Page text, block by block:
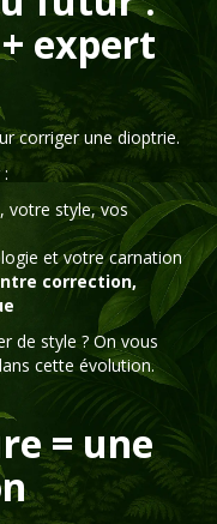
expert
corriger une dioptrie.
votre style, vos
et votre carnation
correction,
de style ? On vous
cette évolution.
= une